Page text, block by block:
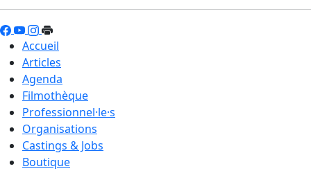
Accueil
Articles
Agenda
Filmothèque
Professionnel·le·s
Organisations
Castings & Jobs
Boutique